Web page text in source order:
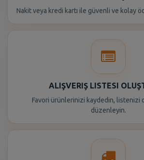
Nakit veya kredi kartı ile güvenli ve kolay
ALIŞVERIŞ LISTESI
Favori ürünlerinizi kaydedin, listenizi
düzenleyin.